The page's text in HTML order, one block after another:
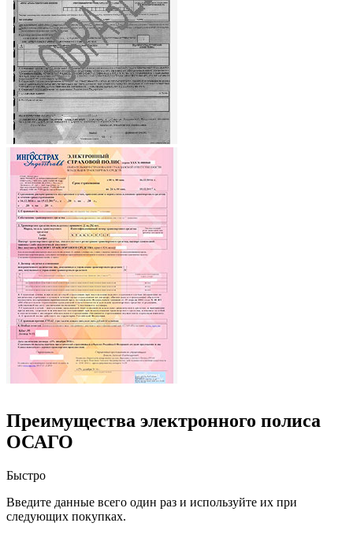
Преимущества электронного полиса
ОСАГО
Быстро
Введите данные всего один раз и используйте их при
следующих покупках.